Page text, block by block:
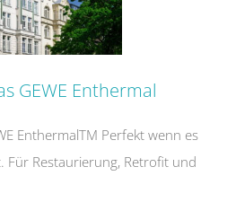
GEWE Enthermal
EnthermalTM Perfekt wenn es
Für Restaurierung, Retrofit und